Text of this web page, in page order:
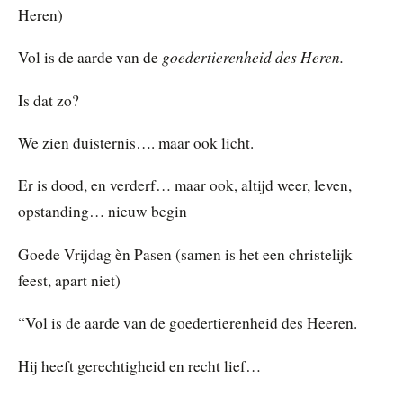
Heren)
Vol is de aarde van de goedertierenheid des Heren.
Is dat zo?
We zien duisternis…. maar ook licht.
Er is dood, en verderf… maar ook, altijd weer, leven,
opstanding… nieuw begin
Goede Vrijdag èn Pasen (samen is het een christelijk
feest, apart niet)
“Vol is de aarde van de goedertierenheid des Heeren.
Hij heeft gerechtigheid en recht lief…